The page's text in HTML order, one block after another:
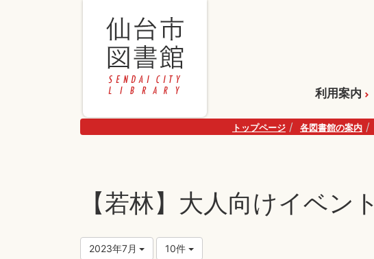
利用案内
トップページ 各図書館の案内
【若林】大人向けイベント
2023年7月 10件